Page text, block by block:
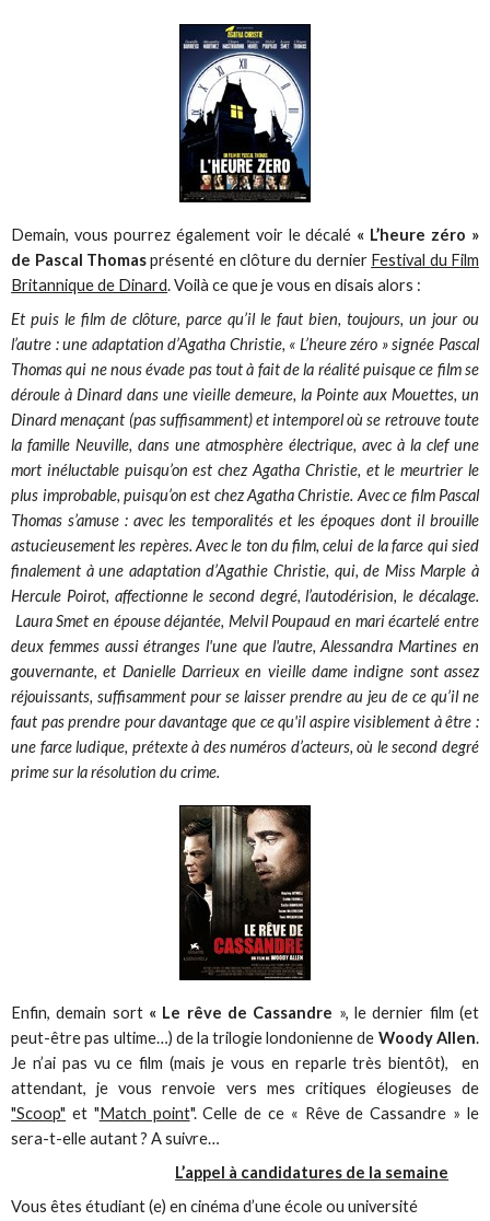
Demain, vous pourrez également voir le décalé « L’heure zéro »
de Pascal Thomasprésenté en clôture du dernier Festival du Film
Britannique de Dinard. Voilà ce que je vous en disais alors :
Et puis le film de clôture, parce qu’il le faut bien, toujours, un jour ou
l’autre : une adaptation d’Agatha Christie, « L’heure zéro » signée Pascal
Thomas qui ne nous évade pas tout à fait de la réalité puisque ce film se
déroule à Dinard dans une vieille demeure, la Pointe aux Mouettes, un
Dinard menaçant (pas suffisamment) et intemporel où se retrouve toute
la famille Neuville, dans une atmosphère électrique, avec à la clef une
mort inéluctable puisqu’on est chez Agatha Christie, et le meurtrier le
plus improbable, puisqu’on est chez Agatha Christie. Avec ce film Pascal
Thomas s’amuse : avec les temporalités et les époques dont il brouille
astucieusement les repères. Avec le ton du film, celui de la farce qui sied
finalement à une adaptation d’Agathie Christie, qui, de Miss Marple à
Hercule Poirot, affectionne le second degré, l’autodérision, le décalage.
Laura Smet en épouse déjantée, Melvil Poupaud en mari écartelé entre
deux femmes aussi étranges l'une que l'autre, Alessandra Martines en
gouvernante, et Danielle Darrieux en vieille dame indigne sont assez
réjouissants, suffisamment pour se laisser prendre au jeu de ce qu’il ne
faut pas prendre pour davantage que ce qu'il aspire visiblement à être :
une farce ludique, prétexte à des numéros d’acteurs, où le second degré
prime sur la résolution du crime.
Enfin, demain sort « Le rêve de Cassandre », le dernier film (et
peut-être pas ultime…) de la trilogie londonienne de Woody Allen.
Je n’ai pas vu ce film (mais je vous en reparle très bientôt), en
attendant, je vous renvoie vers mes critiques élogieuses de
"Scoop" et "Match point". Celle de ce « Rêve de Cassandre » le
sera-t-elle autant ? A suivre…
L’appel à candidatures de la semaine
Vous êtes étudiant (e) en cinéma d’une école ou université